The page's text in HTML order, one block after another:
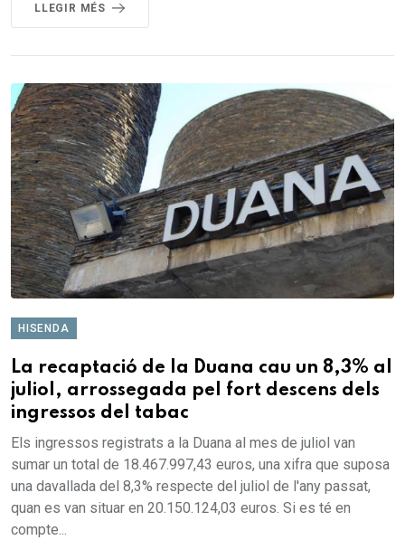
LLEGIR MÉS
HISENDA
La recaptació de la Duana cau un 8,3% al
juliol, arrossegada pel fort descens dels
ingressos del tabac
Els ingressos registrats a la Duana al mes de juliol van
sumar un total de 18.467.997,43 euros, una xifra que suposa
una davallada del 8,3% respecte del juliol de l'any passat,
quan es van situar en 20.150.124,03 euros. Si es té en
compte...